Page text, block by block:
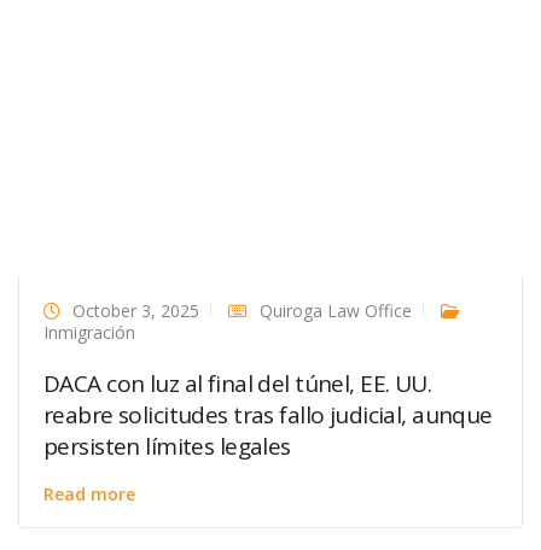
October 3, 2025
Quiroga Law Office
Inmigración
DACA con luz al final del túnel, EE. UU.
reabre solicitudes tras fallo judicial, aunque
persisten límites legales
Read more